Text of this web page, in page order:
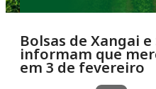
Bolsas de Xangai
informam que
em 3 de fevereiro